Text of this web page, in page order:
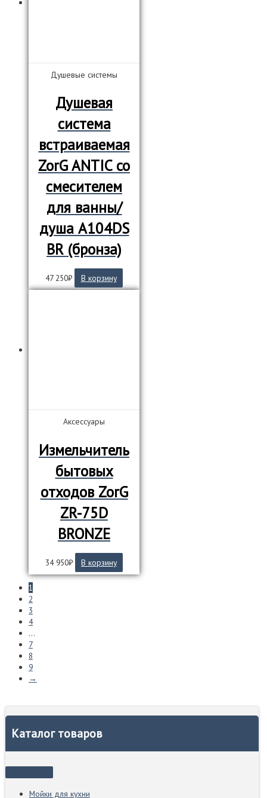
Каталог товаров
Мойки для кухни
Душевые системы
Душевая
система
встраиваемая
ZorG ANTIC со
смесителем
для ванны/
душа А104DS
BR (бронза)
47 250₽ В корзину
Аксессуары
Измельчитель
бытовых
отходов ZorG
ZR-75D
BRONZE
34 950₽ В корзину
1
2
3
4
…
7
8
9
→